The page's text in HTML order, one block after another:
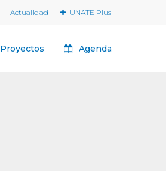
Actualidad UNATE Plus
Proyectos Agenda